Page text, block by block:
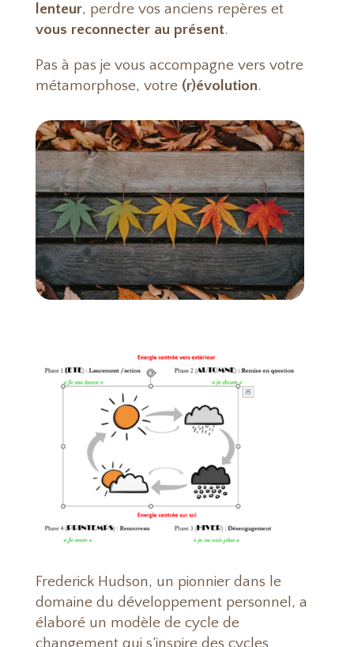
lenteur, perdre vos anciens repères et
vous reconnecter au présent.
Pas à pas je vous accompagne vers votre
métamorphose, votre (r)évolution.
Frederick Hudson, un pionnier dans le
domaine du développement personnel, a
élaboré un modèle de cycle de
changement qui s’inspire des cycles